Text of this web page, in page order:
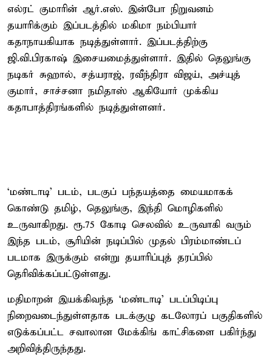
எல்ரட் குமாரின் ஆர்.எஸ். இன்போ நிறுவனம்
தயாரிக்கும் இப்படத்தில் மகிமா நம்பியார்
கதாநாயகியாக நடித்துள்ளார். இப்படத்திற்கு
ஜி.வி.பிரகாஷ் இசையமைத்துள்ளார். இதில் தெலுங்கு
நடிகர் சுஹால், சத்யராஜ், ரவீந்திரா விஜய், அச்யுத்
குமார், சாச்சனா நமிதாஸ் ஆகியோர் முக்கிய
கதாபாத்திரங்களில் நடித்துள்ளனர்.
‘மண்டாடி’ படம், படகுப் பந்தயத்தை மையமாகக்
கொண்டு தமிழ், தெலுங்கு, இந்தி மொழிகளில்
உருவாகிறது. ரூ.75 கோடி செலவில் உருவாகி வரும்
இந்த படம், சூரியின் நடிப்பில் முதல் பிரம்மாண்டப்
படமாக இருக்கும் என்று தயாரிப்புத் தரப்பில்
தெரிவிக்கப்பட்டுள்ளது.
மதிமாறன் இயக்கிவந்த ‘மண்டாடி’ படப்பிடிப்பு
நிறைவடைந்துள்ளதாக படக்குழு கடலோரப் பகுதிகளில்
எடுக்கப்பட்ட சவாலான மேக்கிங் காட்சிகளை பகிர்ந்து
அறிவித்திருந்தது.